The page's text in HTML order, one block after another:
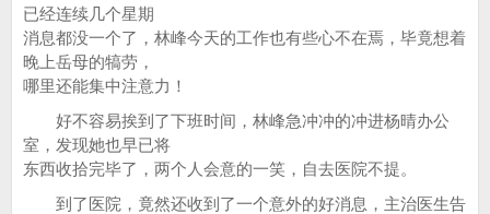
已经连续几个星期
消息都没一个了，林峰今天的工作也有些心不在焉，毕竟想着
晚上岳母的犒劳，
哪里还能集中注意力！
好不容易挨到了下班时间，林峰急冲冲的冲进杨晴办公
室，发现她也早已将
东西收拾完毕了，两个人会意的一笑，自去医院不提。
到了医院，竟然还收到了一个意外的好消息，主治医生告